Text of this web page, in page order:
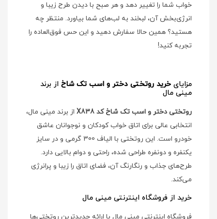
خواب شما را تغییر دهد و هر صبح با دیدن طرح زیبا و
انرژی‌بخش آن، لبخند به لب‌های شما بیاورد. منتظر چه
هستید؟ همین حالا سفارش دهید و این حس فوق‌العاده را
تجربه کنید!
مزایای خرید روتختی دختر و اسب تک شاخ از برند
مینی مال
روتختی دختر و اسب تک شاخ کد X838
از برند مینی مال،
انتخابی عالی برای اتاق خواب کودکان و نوجوانان عاشق
خودرو است. این روتختی با الیاف 300 گرمی و در سایز
یکنفره و دونفره طراحی شده، راحتی و دوام بالایی دارد.
طرح‌های جذاب و رنگارنگ آن، فضای اتاق را زیبا و پرانرژی
می‌کند.
خرید از فروشگاه اینترنتی مینی مال
فروشگاه اینترنتی مینی مال با ارائه جدیدترین روتختی‌ها